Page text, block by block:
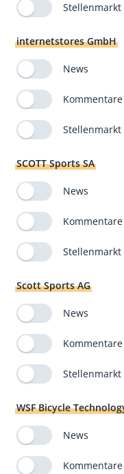
Stellenmarkt
internetstores GmbH
News
Kommentare
Stellenmarkt
SCOTT Sports SA
News
Kommentare
Stellenmarkt
Scott Sports AG
News
Kommentare
Stellenmarkt
WSF Bicycle
News
Kommentare